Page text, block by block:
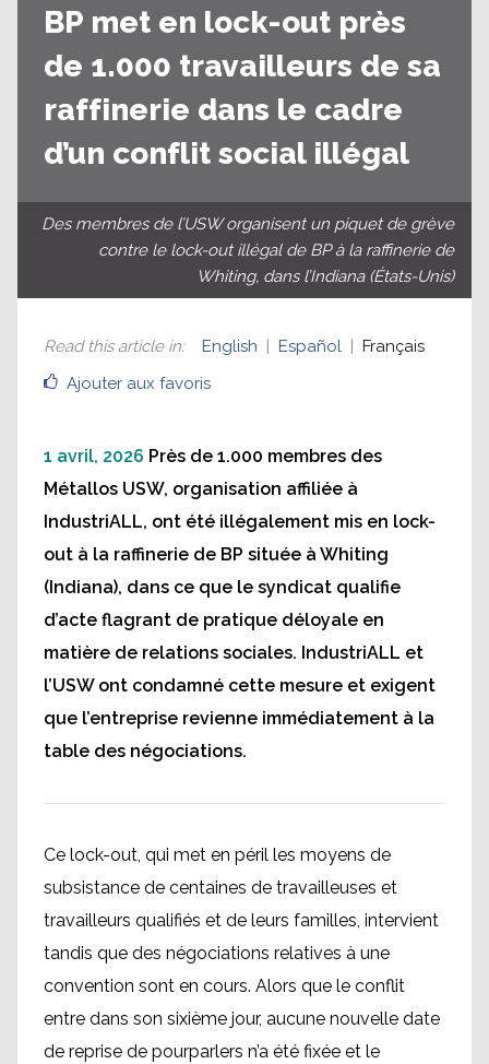
BP met en lock-out près
de 1.000 travailleurs de sa
raffinerie dans le cadre
d’un conflit social illégal
Des membres de l’USW organisent un piquet de grève
contre le lock-out illégal de BP à la raffinerie de
Whiting, dans l’Indiana (États-Unis)
Ajouter aux favoris
Read this article in: English Español Français
1 avril, 2026 Près de 1.000 membres des
Métallos USW, organisation affiliée à
IndustriALL, ont été illégalement mis en lock-
out à la raffinerie de BP située à Whiting
(Indiana), dans ce que le syndicat qualifie
d’acte flagrant de pratique déloyale en
matière de relations sociales. IndustriALL et
l’USW ont condamné cette mesure et exigent
que l’entreprise revienne immédiatement à la
table des négociations.
Ce lock-out, qui met en péril les moyens de
subsistance de centaines de travailleuses et
travailleurs qualifiés et de leurs familles, intervient
tandis que des négociations relatives à une
convention sont en cours. Alors que le conflit
entre dans son sixième jour, aucune nouvelle date
de reprise de pourparlers n’a été fixée et le